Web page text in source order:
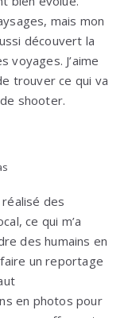
mais mon
découvert la
voyages. J’aime
trouver ce qui va
shooter.
réalisé des
ce qui m’a
des humains en
un reportage
en photos pour